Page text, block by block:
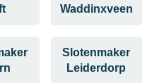
Waddinxveen
Slotenmaker
Leiderdorp